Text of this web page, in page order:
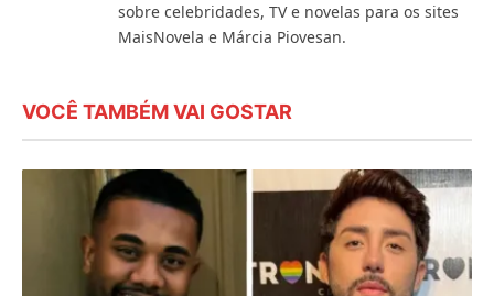
sobre celebridades, TV e novelas para os sites
MaisNovela e Márcia Piovesan.
VOCÊ TAMBÉM VAI GOSTAR